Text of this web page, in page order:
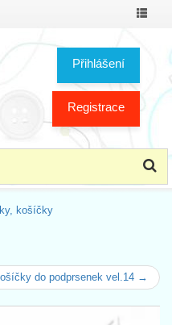
Přihlášení
Registrace
košíčky
do podprsenek vel.14 →